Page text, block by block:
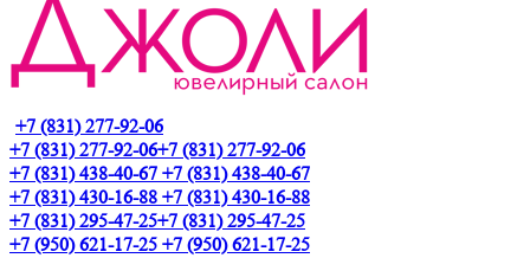
+7 (831) 277-92-06
+7 (831) 277-92-06+7 (831) 277-92-06
+7 (831) 438-40-67 +7 (831) 438-40-67
+7 (831) 430-16-88 +7 (831) 430-16-88
+7 (831) 295-47-25+7 (831) 295-47-25
+7 (950) 621-17-25 +7 (950) 621-17-25